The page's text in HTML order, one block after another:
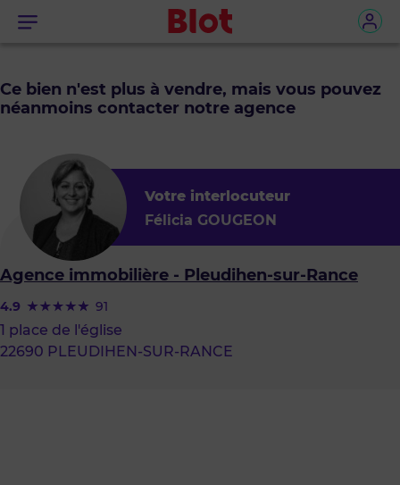
Menu
Ce bien n'est plus à vendre, mais vous pouvez
néanmoins contacter notre agence
Votre interlocuteur
Félicia GOUGEON
Agence immobilière - Pleudihen-sur-Rance
4.9 91
1 place de l'église
22690 PLEUDIHEN-SUR-RANCE